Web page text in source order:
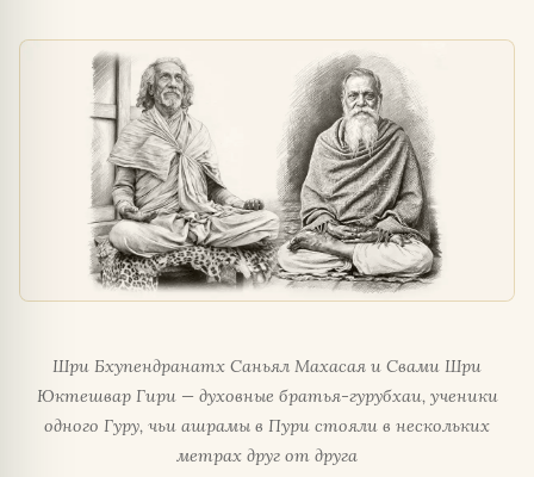
Шри Бхупендранатх Саньял Махасая и Свами Шри
Юктешвар Гири — духовные братья-гурубхаи, ученики
одного Гуру, чьи ашрамы в Пури стояли в нескольких
метрах друг от друга